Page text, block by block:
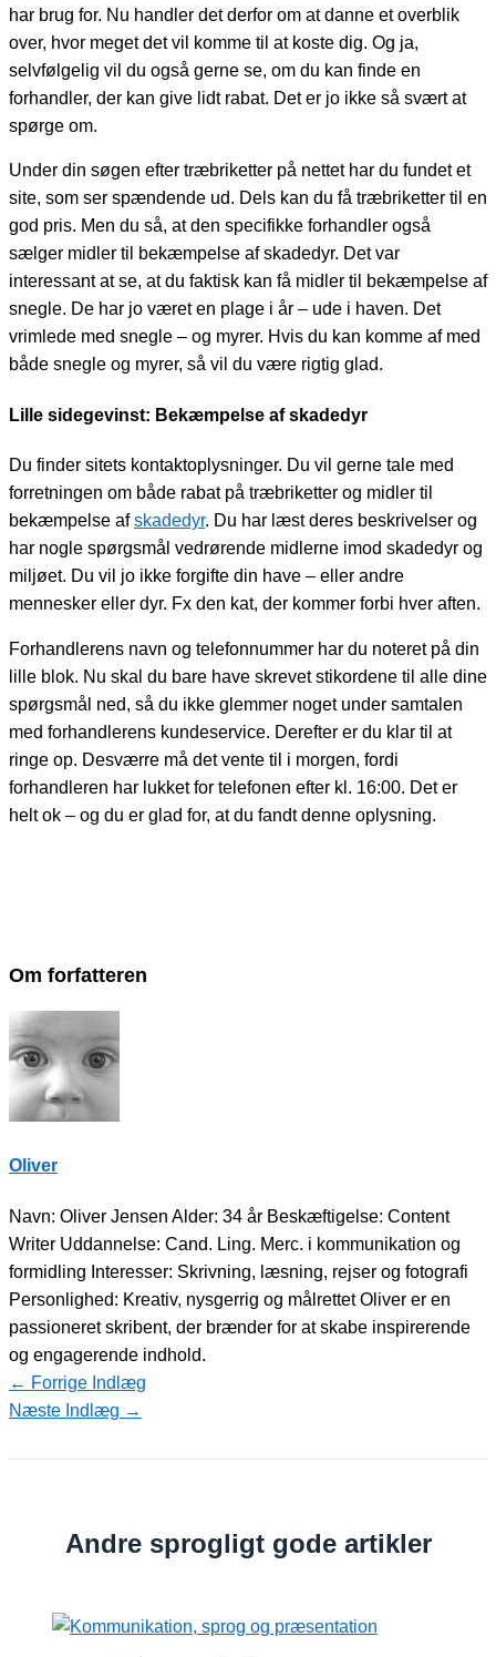
har brug for. Nu handler det derfor om at danne et overblik
over, hvor meget det vil komme til at koste dig. Og ja,
selvfølgelig vil du også gerne se, om du kan finde en
forhandler, der kan give lidt rabat. Det er jo ikke så svært at
spørge om.
Under din søgen efter træbriketter på nettet har du fundet et
site, som ser spændende ud. Dels kan du få træbriketter til en
god pris. Men du så, at den specifikke forhandler også
sælger midler til bekæmpelse af skadedyr. Det var
interessant at se, at du faktisk kan få midler til bekæmpelse af
snegle. De har jo været en plage i år – ude i haven. Det
vrimlede med snegle – og myrer. Hvis du kan komme af med
både snegle og myrer, så vil du være rigtig glad.
Lille sidegevinst: Bekæmpelse af skadedyr
Du finder sitets kontaktoplysninger. Du vil gerne tale med
forretningen om både rabat på træbriketter og midler til
bekæmpelse afskadedyr. Du har læst deres beskrivelser og
har nogle spørgsmål vedrørende midlerne imod skadedyr og
miljøet. Du vil jo ikke forgifte din have – eller andre
mennesker eller dyr. Fx den kat, der kommer forbi hver aften.
Forhandlerens navn og telefonnummer har du noteret på din
lille blok. Nu skal du bare have skrevet stikordene til alle dine
spørgsmål ned, så du ikke glemmer noget under samtalen
med forhandlerens kundeservice. Derefter er du klar til at
ringe op. Desværre må det vente til i morgen, fordi
forhandleren har lukket for telefonen efter kl. 16:00. Det er
helt ok – og du er glad for, at du fandt denne oplysning.
Om forfatteren
Oliver
Navn: Oliver Jensen Alder: 34 år Beskæftigelse: Content
Writer Uddannelse: Cand. Ling. Merc. i kommunikation og
formidling Interesser: Skrivning, læsning, rejser og fotografi
Personlighed: Kreativ, nysgerrig og målrettet Oliver er en
passioneret skribent, der brænder for at skabe inspirerende
og engagerende indhold.
← Forrige Indlæg
Næste Indlæg →
Andre sprogligt gode artikler